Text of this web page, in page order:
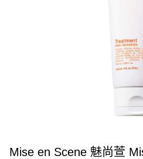
Mise en Scene 魅尚萱